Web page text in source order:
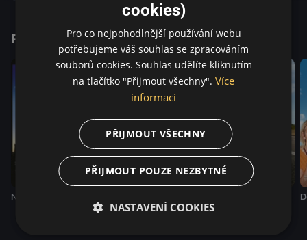
Podobné tituly
Neuvěřitelné, ale pravdivé
cookies)
Pro co nejpohodlnější používání webu
potřebujeme váš souhlas se zpracováním
souborů cookies. Souhlas udělíte kliknutím
na tlačítko "Přijmout všechny". Více
informací
PŘIJMOUT VŠECHNY
PŘIJMOUT POUZE NEZBYTNÉ
NASTAVENÍ COOKIES